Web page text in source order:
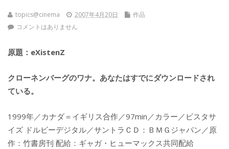
topics@cinema 2007年4月20日
作品
コメントはありません
原題：eXistenZ
クローネンバーグのワナ。あなたはすでにダウンロードされ
ている。
1999年／カナダ＝イギリス合作／97min／カラー／ビスタサ
イズ ドルビーデジタル／サントラＣＤ：ＢＭＧジャパン／原
作：竹書房刊 配給：ギャガ・ヒューマックス共同配給